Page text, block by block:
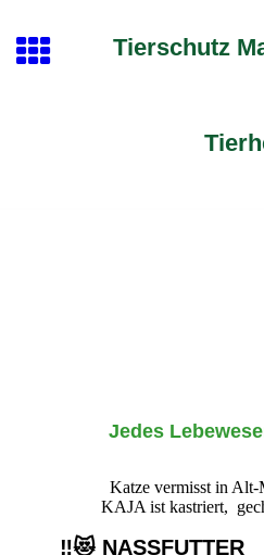
Tierschutz
Jedes
Katze vermisst in
KAJA ist kastriert,
‼️😻 NASSFUTTER